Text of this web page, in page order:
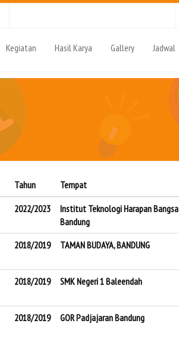
Kegiatan Hasil Karya Gallery Jadwal
Tahun
Tempat
2022/2023
Institut Teknologi Harapan Bangsa
Bandung
2018/2019 TAMAN BUDAYA, BANDUNG
2018/2019 SMK Negeri 1 Baleendah
2018/2019 GOR Padjajaran Bandung